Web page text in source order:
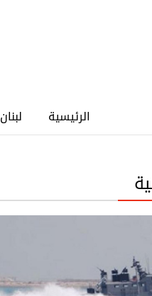
الرئيسية لبنان